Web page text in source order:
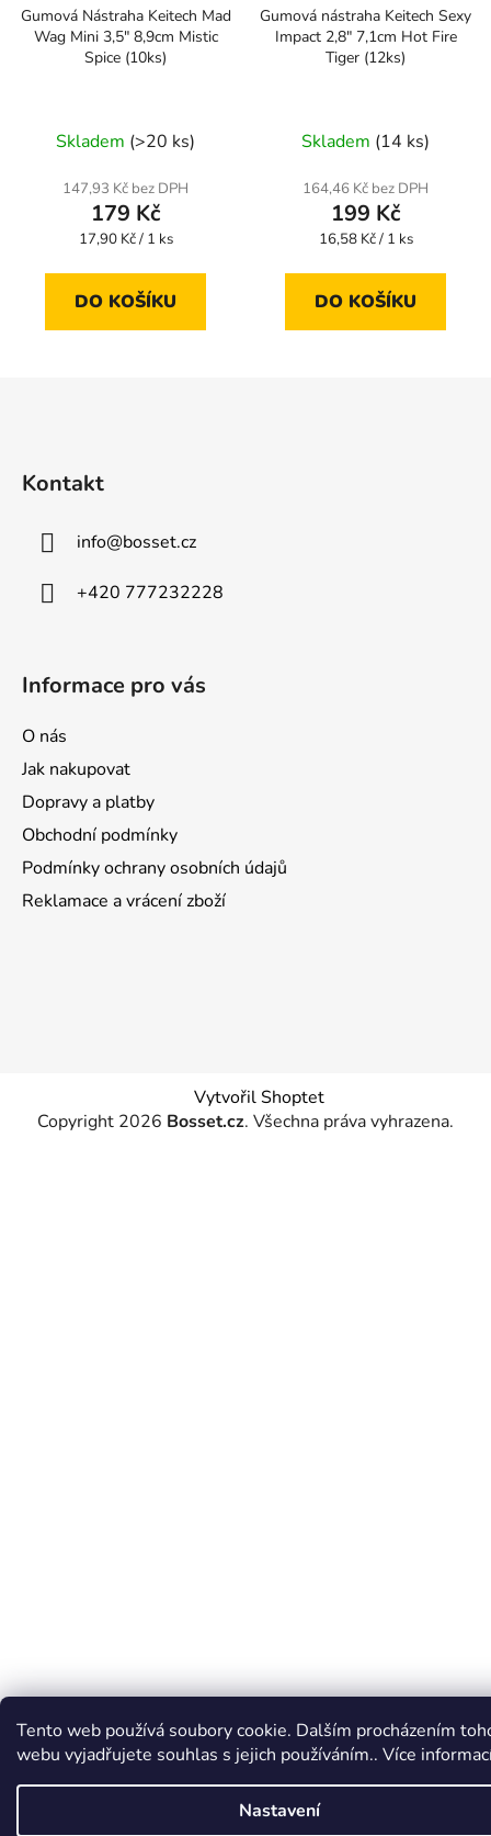
Tento web používá soubory cookie. Dalším procházením
webu vyjadřujete souhlas s jejich používáním.. Více
Nastavení
Gumová Nástraha Keitech Mad
Wag Mini 3,5" 8,9cm Mistic
Spice (10ks)
Skladem (>20 ks)
147,93 Kč bez DPH
179 Kč
Měrná
17,90 Kč / 1 ks
DO KOŠÍKU
Gumová nástraha Keitech Sexy
Impact 2,8" 7,1cm Hot Fire
Tiger (12ks)
Skladem (14 ks)
164,46 Kč bez DPH
199 Kč
Měrná
16,58 Kč / 1 ks
DO KOŠÍKU
Kontakt
info@bosset.cz
+420 777232228
Informace pro vás
O nás
Jak nakupovat
Dopravy a platby
Obchodní podmínky
Podmínky ochrany osobních údajů
Reklamace a vrácení zboží
Vytvořil Shoptet
Copyright 2026 Bosset.cz. Všechna práva vyhrazena.